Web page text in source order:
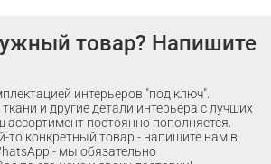
товар? Напишите
интерьеров "под ключ".
и другие детали интерьера с лучших
постоянно пополняется.
то конкретный товар - напишите нам в
- мы обязательно